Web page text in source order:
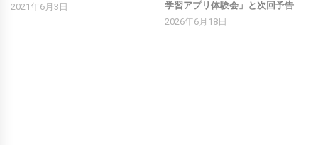
2021年6月3日
学習アプリ体験会」と次回予告
2026年6月18日